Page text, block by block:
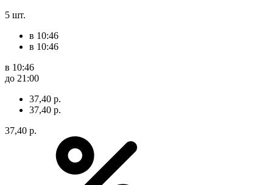
5 шт.
в 10:46
в 10:46
в 10:46
до 21:00
37,40 р.
37,40 р.
37,40 р.